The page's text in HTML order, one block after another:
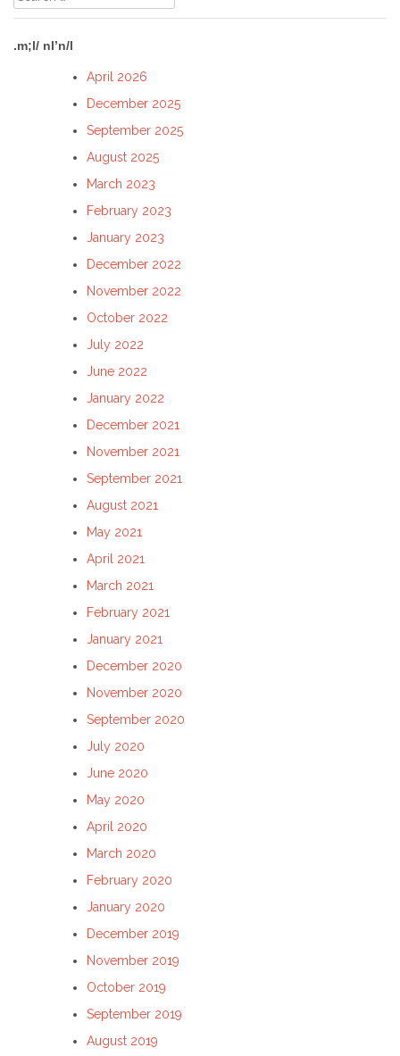
for:
.m;l/ nl’n/l
April 2026
December 2025
September 2025
August 2025
March 2023
February 2023
January 2023
December 2022
November 2022
October 2022
July 2022
June 2022
January 2022
December 2021
November 2021
September 2021
August 2021
May 2021
April 2021
March 2021
February 2021
January 2021
December 2020
November 2020
September 2020
July 2020
June 2020
May 2020
April 2020
March 2020
February 2020
January 2020
December 2019
November 2019
October 2019
September 2019
August 2019